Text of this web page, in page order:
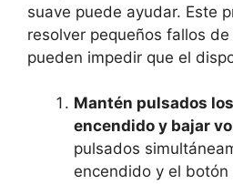
suave puede ayudar. Este
resolver pequeños fallos
pueden impedir que el
Mantén pulsados
encendido y bajar
pulsados
encendido y el botón